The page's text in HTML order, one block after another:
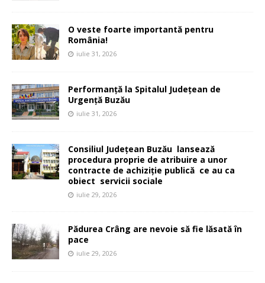
O veste foarte importantă pentru
România!
iulie 31, 2026
Performanță la Spitalul Județean de
Urgență Buzău
iulie 31, 2026
Consiliul Județean Buzău lansează
procedura proprie de atribuire a unor
contracte de achiziție publică ce au ca
obiect servicii sociale
iulie 29, 2026
Pădurea Crâng are nevoie să fie lăsată în
pace
iulie 29, 2026